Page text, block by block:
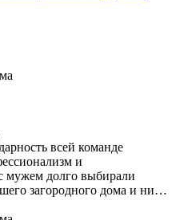
всей команде
и
мужем долго выбирали
загородного дома и ни…